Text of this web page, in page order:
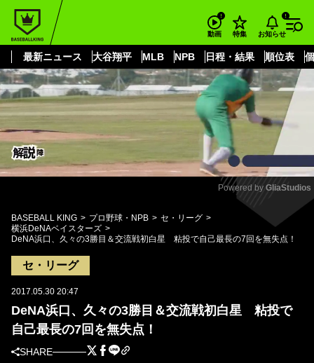
動画 特集 お知らせ
最新ニュース 大谷翔平 MLB NPB 日程・結果 順位表
もっと見る
Mute
Powered by GliaStudios
BASEBALL KING プロ野球・NPB
セ・リーグ
横浜DeNAベイスターズ
DeNA浜口、久々の3勝目＆交流戦初白星 粘投で自己最長の7回を無失点！
セ・リーグ
2017.05.30 20:47
DeNA浜口、久々の3勝目＆交流戦初白星 粘投で
自己最長の7回を無失点！
SHARE